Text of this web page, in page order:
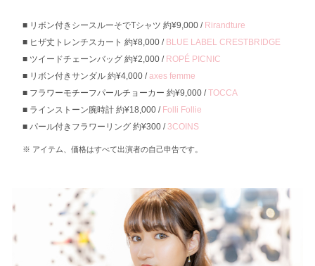
リボン付きシースルーそでTシャツ 約¥9,000 / Rirandture
ヒザ丈トレンチスカート 約¥8,000 / BLUE LABEL CRESTBRIDGE
ツイードチェーンバッグ 約¥2,000 / ROPÉ PICNIC
リボン付きサンダル 約¥4,000 /axes femme
フラワーモチーフパールチョーカー 約¥9,000 /TOCCA
ラインストーン腕時計 約¥18,000 / Folli Follie
パール付きフラワーリング 約¥300 / 3COINS
アイテム、価格はすべて出演者の自己申告です。